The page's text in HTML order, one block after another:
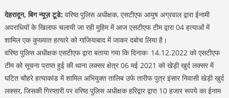
देहरादून, बिग न्यूज़ टूडे: वरिष्ठ पुलिस अधीक्षक, एसटीएफ आयुष अग्रवाल द्वारा ईनामी
अपराधियों के खिलाफ चलायी जा रही मुहिम में आज एसटीएफ टीम द्वारा 04 हत्याओं में
शामिल एक कुख्यात हत्यारे को गाजियाबाद में जाकर दबोच लिया है।
वरिष्ठ पुलिस अधीक्षक एसटीएफ द्वारा बताया गया कि दिनाकः 14.12.2022 को एसटीएफ
टीम को सूचना प्राप्त हुई की थाना लक्सर क्षेत्र 06 मई 2021 को खेड़ी खुर्द लक्सर में
घटित चौहरे हत्याकांड में शामिल अभियुक्त तालिब उर्फ तारीफ पुत्र इंसार निवासी खेड़ी खुर्द
लक्सर, जिसकी गिरप्तारी पर वरिष्ठ पुलिस अधीक्षक हरिद्वार द्वारा 10 हजार रूपये का ईनाम